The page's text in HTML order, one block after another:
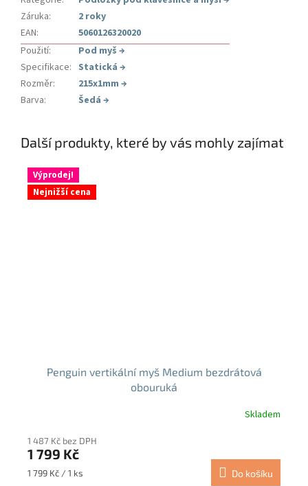
Záruka:
2 roky
EAN:
5060126320020
Použití: Pod myš →
Specifikace: Statická →
Rozměr: 215x1mm →
Barva: Šedá →
Další produkty, které by vás mohly zajímat
Výprodej!
Nejnižší cena
Penguin vertikální myš Medium bezdrátová
obouruká
produktu
je
4,8
Skladem
1 487 Kč bez DPH
1 799 Kč
Měrná
1 799 Kč / 1 ks Do košíku